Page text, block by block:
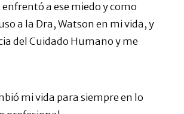
a ese miedo y como
a la Dra, Watson en mi vida, y
del Cuidado Humano y me
mi vida para siempre en lo